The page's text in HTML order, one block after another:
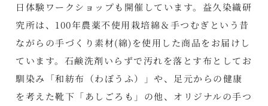
日体験ワークショップも開催しています。益久染織研
究所は、100年農薬不使用栽培綿＆手つむぎという昔
ながらの手づくり素材(綿)を使用した商品をお届けし
ています。石鹸洗剤いらずで汚れを落とす布としてお
馴染み「和紡布（わぼうふ）」や、足元からの健康
を考えた靴下「あしごろも」の他、オリジナルの手つ